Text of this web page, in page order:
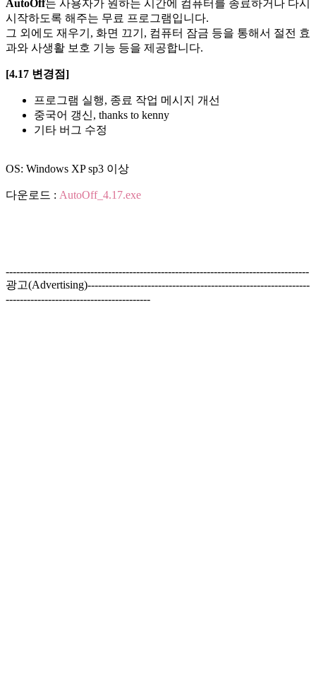
AutoOff는 사용자가 원하는 시간에 컴퓨터를 종료하거나 다시
시작하도록 해주는 무료 프로그램입니다.
그 외에도 재우기, 화면 끄기, 컴퓨터 잠금 등을 통해서 절전 효
과와 사생활 보호 기능 등을 제공합니다.
[4.17 변경점]
프로그램 실행, 종료 작업 메시지 개선
중국어 갱신, thanks to kenny
기타 버그 수정
OS: Windows XP sp3 이상
다운로드 : AutoOff_4.17.exe
--------------------------------------------------------------------------------------
광고(Advertising)---------------------------------------------------------------
-----------------------------------------